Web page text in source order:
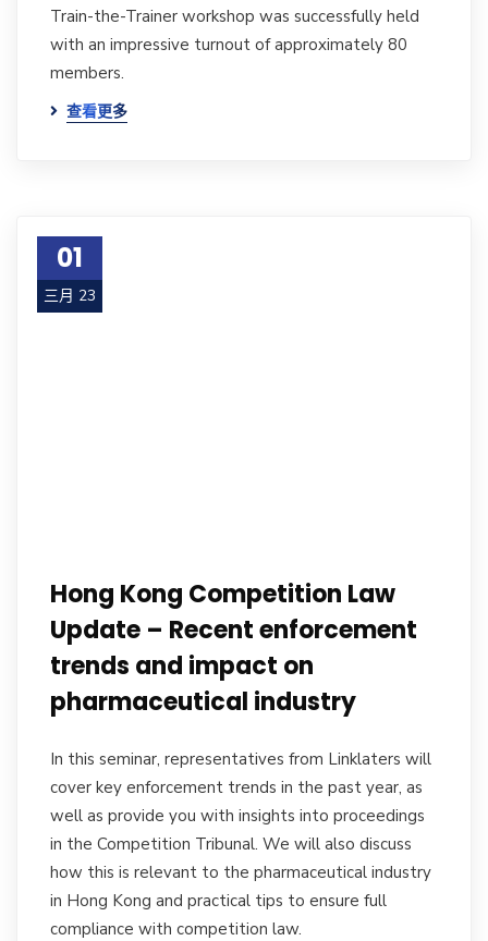
Train-the-Trainer workshop was successfully held
with an impressive turnout of approximately 80
members.
查看更多
01
三月 23
Hong Kong Competition Law
Update – Recent enforcement
trends and impact on
pharmaceutical industry
In this seminar, representatives from Linklaters will
cover key enforcement trends in the past year, as
well as provide you with insights into proceedings
in the Competition Tribunal. We will also discuss
how this is relevant to the pharmaceutical industry
in Hong Kong and practical tips to ensure full
compliance with competition law.